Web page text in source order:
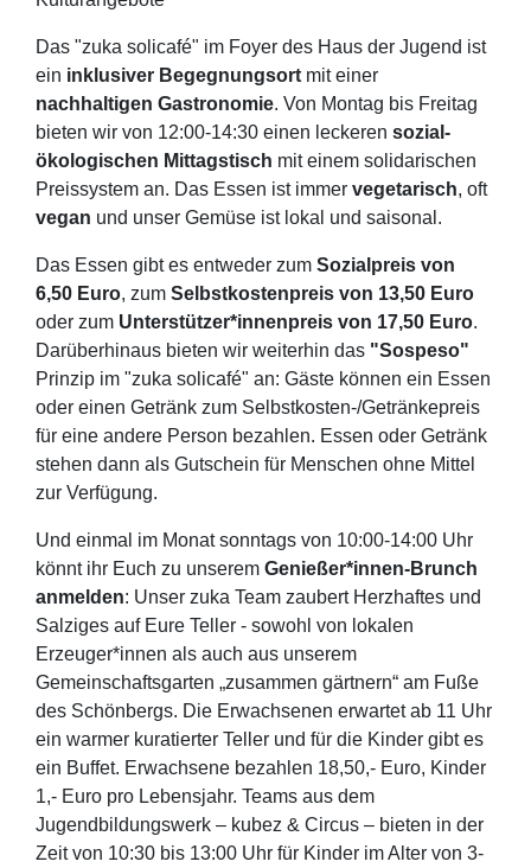
Das "zuka solicafé" im Foyer des Haus der Jugend ist
ein inklusiver Begegnungsort mit einer
nachhaltigen Gastronomie. Von Montag bis Freitag
bieten wir von 12:00-14:30 einen leckeren sozial-
ökologischen Mittagstisch mit einem solidarischen
Preissystem an. Das Essen ist immer vegetarisch, oft
vegan und unser Gemüse ist lokal und saisonal.
Das Essen gibt es entweder zum Sozialpreis von
6,50 Euro, zum Selbstkostenpreis von 13,50 Euro
oder zum Unterstützer*innenpreis von 17,50 Euro.
Darüberhinaus bieten wir weiterhin das "Sospeso"
Prinzip im "zuka solicafé" an: Gäste können ein Essen
oder einen Getränk zum Selbstkosten-/Getränkepreis
für eine andere Person bezahlen. Essen oder Getränk
stehen dann als Gutschein für Menschen ohne Mittel
zur Verfügung.
Und einmal im Monat sonntags von 10:00-14:00 Uhr
könnt ihr Euch zu unserem Genießer*innen-Brunch
anmelden: Unser zuka Team zaubert Herzhaftes und
Salziges auf Eure Teller - sowohl von lokalen
Erzeuger*innen als auch aus unserem
Gemeinschaftsgarten „zusammen gärtnern“ am Fuße
des Schönbergs. Die Erwachsenen erwartet ab 11 Uhr
ein warmer kuratierter Teller und für die Kinder gibt es
ein Buffet. Erwachsene bezahlen 18,50,- Euro, Kinder
1,- Euro pro Lebensjahr. Teams aus dem
Jugendbildungswerk – kubez & Circus – bieten in der
Zeit von 10:30 bis 13:00 Uhr für Kinder im Alter von 3-